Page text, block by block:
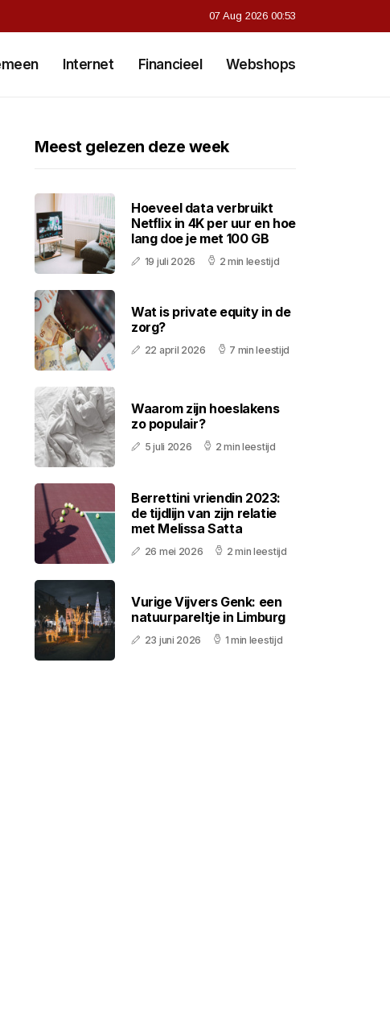
07 Aug 2026 00:53
Internet Financieel Webshops
Meest gelezen deze week
Hoeveel data verbruikt
Netflix in 4K per uur en hoe
lang doe je met 100 GB
19 juli 2026 2 min leestijd
Wat is private equity in de
zorg?
22 april 2026 7 min leestijd
Waarom zijn hoeslakens
zo populair?
5 juli 2026 2 min leestijd
Berrettini vriendin 2023:
de tijdlijn van zijn relatie
met Melissa Satta
26 mei 2026 2 min leestijd
Vurige Vijvers Genk: een
natuurpareltje in Limburg
23 juni 2026 1 min leestijd